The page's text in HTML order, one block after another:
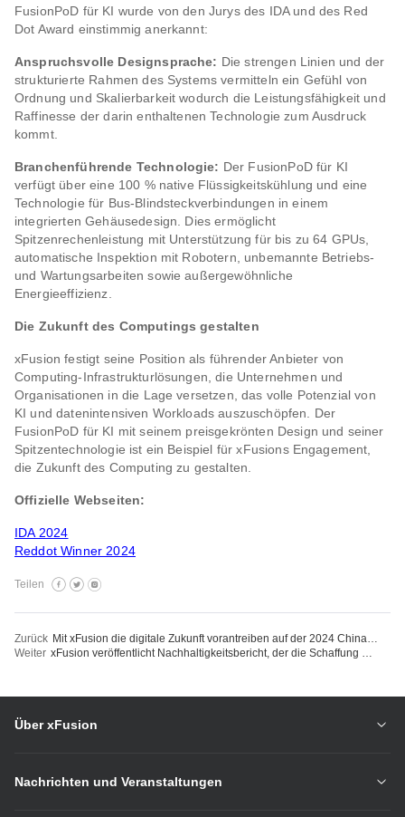
FusionPoD für KI wurde von den Jurys des IDA und des Red
Dot Award einstimmig anerkannt:
Anspruchsvolle Designsprache: Die strengen Linien und der
strukturierte Rahmen des Systems vermitteln ein Gefühl von
Ordnung und Skalierbarkeit wodurch die Leistungsfähigkeit und
Raffinesse der darin enthaltenen Technologie zum Ausdruck
kommt.
Branchenführende Technologie: Der FusionPoD für KI
verfügt über eine 100 % native Flüssigkeitskühlung und eine
Technologie für Bus-Blindsteckverbindungen in einem
integrierten Gehäusedesign. Dies ermöglicht
Spitzenrechenleistung mit Unterstützung für bis zu 64 GPUs,
automatische Inspektion mit Robotern, unbemannte Betriebs-
und Wartungsarbeiten sowie außergewöhnliche
Energieeffizienz.
Die Zukunft des Computings gestalten
xFusion festigt seine Position als führender Anbieter von
Computing-Infrastrukturlösungen, die Unternehmen und
Organisationen in die Lage versetzen, das volle Potenzial von
KI und datenintensiven Workloads auszuschöpfen. Der
FusionPoD für KI mit seinem preisgekrönten Design und seiner
Spitzentechnologie ist ein Beispiel für xFusions Engagement,
die Zukunft des Computing zu gestalten.
Offizielle Webseiten:
IDA 2024
Reddot Winner 2024
Teilen
Zurück
Mit xFusion die digitale Zukunft vorantreiben auf der 2024 China Mobile SEA Kooperationskonferenz
Weiter
xFusion veröffentlicht Nachhaltigkeitsbericht, der die Schaffung einer nachhaltigen digitalen Welt vorantreibt
Über xFusion
Nachrichten und Veranstaltungen